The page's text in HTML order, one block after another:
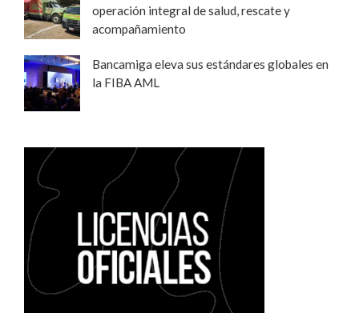
operación integral de salud, rescate y
acompañamiento
Bancamiga eleva sus estándares globales en
la FIBA AML